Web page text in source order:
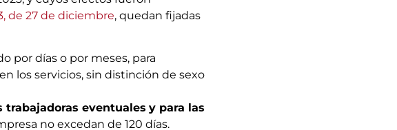
de 27 de diciembre, quedan fijadas
por días o por meses, para
los servicios, sin distinción de sexo
trabajadoras eventuales y para las
no excedan de 120 días.